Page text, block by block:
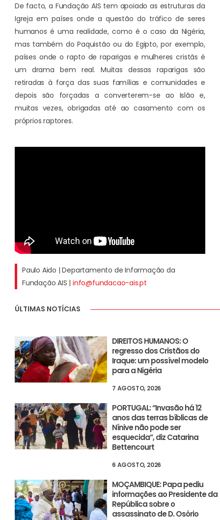
De facto, a Fundação AIS tem apoiado as estruturas da
Igreja em países onde a questão do tráfico de seres
humanos é uma realidade, como é o caso da Nigéria,
mas também do Paquistão ou do Egipto, por exemplo,
países onde o rapto de raparigas e mulheres cristãs é
um drama bem real. Muitas dessas raparigas são
retiradas à força das suas famílias e comunidades e
depois são forçadas a converterem-se ao Islão e,
muitas vezes, obrigadas até ao casamento com os
próprios raptores.
Paulo Aido | Departamento de Informação da
Fundação AIS |info@fundacao-ais.pt
ÚLTIMAS NOTÍCIAS
DIREITOS HUMANOS: O
regresso dos Cristãos do
Iraque: um possível modelo
para a Nigéria
7 AGOSTO, 2026
PORTUGAL: “Invasão há 12
anos das terras bíblicas de
Nínive não pode ser
esquecida”, diz Catarina
Bettencourt
6 AGOSTO, 2026
MOÇAMBIQUE: Papa pediu
informações ao Presidente da
República sobre o
assassinato de D. Osório